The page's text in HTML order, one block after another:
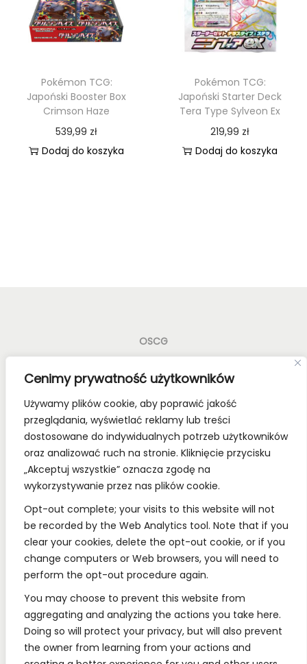
Cenimy prywatność użytkowników
Używamy plików cookie, aby poprawić jakość
przeglądania, wyświetlać reklamy lub treści
dostosowane do indywidualnych potrzeb użytkowników
oraz analizować ruch na stronie. Kliknięcie przycisku
„Akceptuj wszystkie” oznacza zgodę na
wykorzystywanie przez nas plików cookie.
Opt-out complete; your visits to this website will not
be recorded by the Web Analytics tool. Note that if you
clear your cookies, delete the opt-out cookie, or if you
change computers or Web browsers, you will need to
perform the opt-out procedure again.
You may choose to prevent this website from
aggregating and analyzing the actions you take here.
Doing so will protect your privacy, but will also prevent
the owner from learning from your actions and
g
r
s
E
Pokémon TCG:
Japoński Booster Box
Crimson Haze
539,99 zł
Dodaj do koszyka
Pokémon TCG:
Japoński Starter Deck
Tera Type Sylveon Ex
219,99 zł
Dodaj do koszyka
OSCG
styl życia!
Bądź z nami na bieżąco, dołącz do naszych mediów
społecznościowych.
REGULAMINY:
Regulamin
RODO
Regulamin Konkursów
INFORMACJE: